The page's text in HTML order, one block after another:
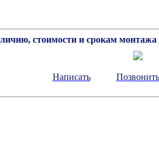
стоимости и срокам монтажа
Написать Позвонить